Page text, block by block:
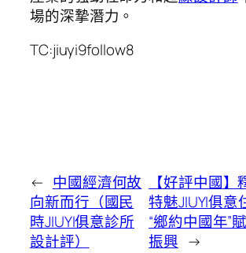
場的深摯潛力。
TC:jiuyi9follow8
← 中國經濟何故
向新而行（國民
時JIUYI俱意診所
設計評）
【好評中國
特魅JIUYI俱意
“鄉約中國年”
振興 →